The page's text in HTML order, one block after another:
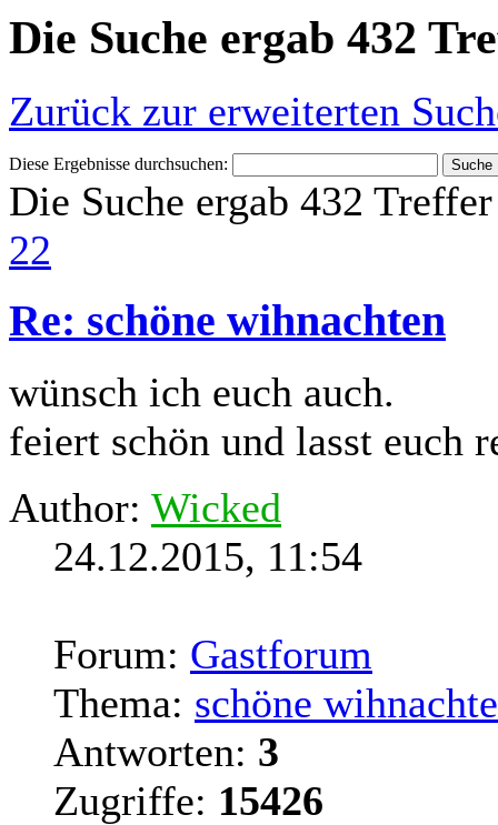
Die Suche ergab 432
Zurück zur erweiterten
Diese Ergebnisse durchsuchen:
Die Suche ergab 432
22
Re: schöne wihnachten
wünsch ich euch auch.
feiert schön und lasst euch
Author: Wicked
24.12.2015, 11:54
Forum: Gastforum
Thema: schöne
Antworten: 3
Zugriffe: 15426